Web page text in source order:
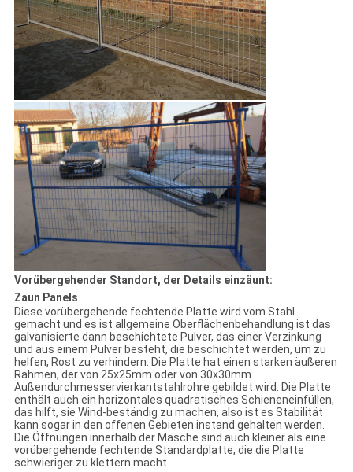
Vorübergehender Standort, der Details einzäunt:
Zaun Panels
Diese vorübergehende fechtende Platte wird vom Stahl
gemacht und es ist allgemeine Oberflächenbehandlung ist das
galvanisierte dann beschichtete Pulver, das einer Verzinkung
und aus einem Pulver besteht, die beschichtet werden, um zu
helfen, Rost zu verhindern. Die Platte hat einen starken äußeren
Rahmen, der von 25x25mm oder von 30x30mm
Außendurchmesservierkantstahlrohre gebildet wird. Die Platte
enthält auch ein horizontales quadratisches Schieneneinfüllen,
das hilft, sie Wind-beständig zu machen, also ist es Stabilität
kann sogar in den offenen Gebieten instand gehalten werden.
Die Öffnungen innerhalb der Masche sind auch kleiner als eine
vorübergehende fechtende Standardplatte, die die Platte
schwieriger zu klettern macht.